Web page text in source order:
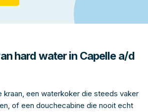
hard water in Capelle a/d
kraan, een waterkoker die steeds vaker
of een douchecabine die nooit echt